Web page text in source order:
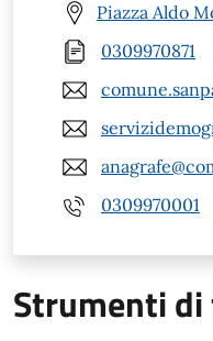
Piazza Aldo
0309970871
0309970001
Strumenti